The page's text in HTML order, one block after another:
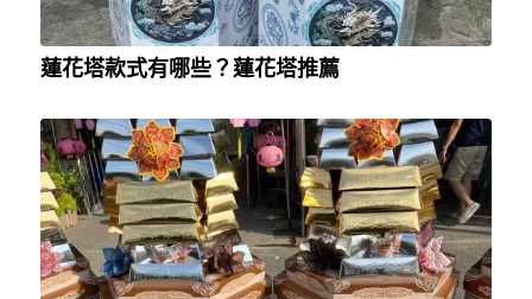
蓮花塔款式有哪些？蓮花塔推薦